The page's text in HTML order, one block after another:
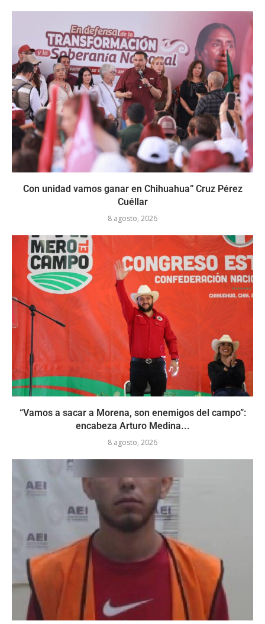
Con unidad vamos ganar en Chihuahua” Cruz Pérez
Cuéllar
8 agosto, 2026
“Vamos a sacar a Morena, son enemigos del campo”:
encabeza Arturo Medina...
8 agosto, 2026